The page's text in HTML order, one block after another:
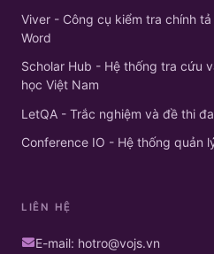
Viver - Công cụ kiểm tra chính
Word
Scholar Hub - Hệ thống tra cứu
học Việt Nam
LetQA - Trắc nghiệm và đề thi
Conference IO - Hệ thống quản
LIÊN HỆ
E-mail: hotro@vojs.vn